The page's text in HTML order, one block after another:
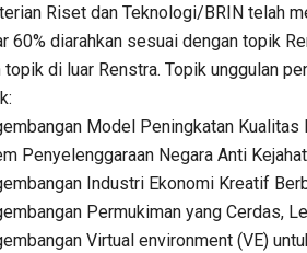
Riset dan Teknologi/BRIN telah
60% diarahkan sesuai dengan topik
topik di luar Renstra. Topik unggulan
Model Peningkatan Kualitas
Penyelenggaraan Negara Anti
Industri Ekonomi Kreatif
Permukiman yang Cerdas,
Virtual environment (VE)